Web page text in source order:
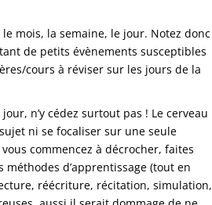
mois, la semaine, le jour. Notez donc
de petits évènements susceptibles
cours à réviser sur les jours de la
n’y cédez surtout pas ! Le cerveau
ni se focaliser sur une seule
commencez à décrocher, faites
d’apprentissage (tout en
réécriture, récitation, simulation,